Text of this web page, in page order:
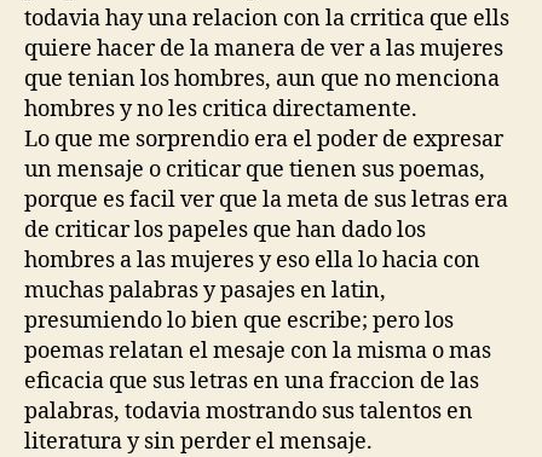
todavia hay una relacion con la crritica que ells
quiere hacer de la manera de ver a las mujeres
que tenian los hombres, aun que no menciona
hombres y no les critica directamente.
Lo que me sorprendio era el poder de expresar
un mensaje o criticar que tienen sus poemas,
porque es facil ver que la meta de sus letras era
de criticar los papeles que han dado los
hombres a las mujeres y eso ella lo hacia con
muchas palabras y pasajes en latin,
presumiendo lo bien que escribe; pero los
poemas relatan el mesaje con la misma o mas
eficacia que sus letras en una fraccion de las
palabras, todavia mostrando sus talentos en
literatura y sin perder el mensaje.